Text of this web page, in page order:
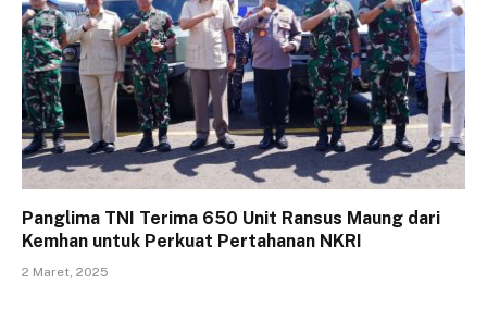
Panglima TNI Terima 650 Unit Ransus Maung dari
Kemhan untuk Perkuat Pertahanan NKRI
2 Maret, 2025